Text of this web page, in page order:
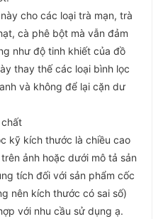
cho các loại trà mạn, trà
cà phê bột mà vẫn đảm
như độ tinh khiết của đồ
thay thế các loại bình lọc
và không để lại cặn dư
kỹ kích thước là chiều cao
ảnh hoặc dưới mô tả sản
tích đối với sản phẩm cốc
nên kích thước có sai số)
với nhu cầu sử dụng ạ.